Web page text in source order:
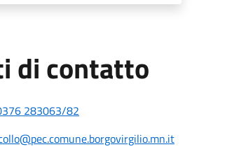
di contatto
283063/82